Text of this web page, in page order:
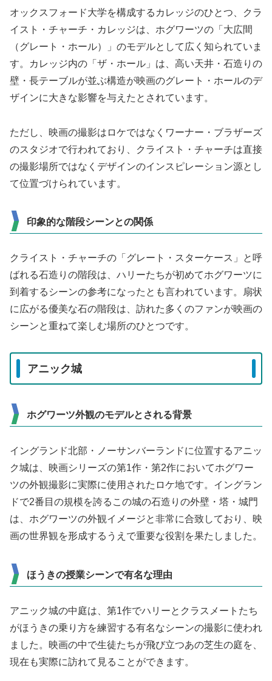
オックスフォード大学を構成するカレッジのひとつ、クラ
イスト・チャーチ・カレッジは、ホグワーツの「大広間
（グレート・ホール）」のモデルとして広く知られていま
す。カレッジ内の「ザ・ホール」は、高い天井・石造りの
壁・長テーブルが並ぶ構造が映画のグレート・ホールのデ
ザインに大きな影響を与えたとされています。
ただし、映画の撮影はロケではなくワーナー・ブラザーズ
のスタジオで行われており、クライスト・チャーチは直接
の撮影場所ではなくデザインのインスピレーション源とし
て位置づけられています。
印象的な階段シーンとの関係
クライスト・チャーチの「グレート・スターケース」と呼
ばれる石造りの階段は、ハリーたちが初めてホグワーツに
到着するシーンの参考になったとも言われています。扇状
に広がる優美な石の階段は、訪れた多くのファンが映画の
シーンと重ねて楽しむ場所のひとつです。
アニック城
ホグワーツ外観のモデルとされる背景
イングランド北部・ノーサンバーランドに位置するアニッ
ク城は、映画シリーズの第1作・第2作においてホグワー
ツの外観撮影に実際に使用されたロケ地です。イングラン
ドで2番目の規模を誇るこの城の石造りの外壁・塔・城門
は、ホグワーツの外観イメージと非常に合致しており、映
画の世界観を形成するうえで重要な役割を果たしました。
ほうきの授業シーンで有名な理由
アニック城の中庭は、第1作でハリーとクラスメートたち
がほうきの乗り方を練習する有名なシーンの撮影に使われ
ました。映画の中で生徒たちが飛び立つあの芝生の庭を、
現在も実際に訪れて見ることができます。